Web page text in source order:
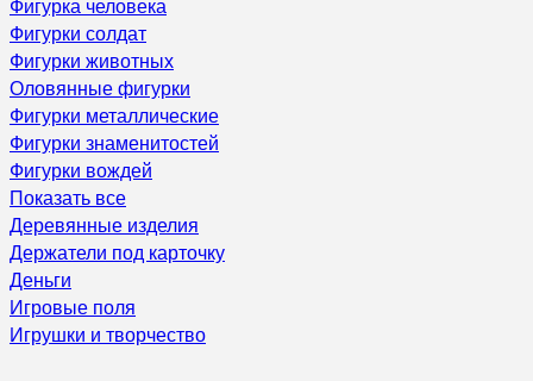
Фигурки солдат
Фигурки животных
Оловянные фигурки
Фигурки металлические
Фигурки знаменитостей
Фигурки вождей
Показать все
Деревянные изделия
Держатели под карточку
Деньги
Игровые поля
Игрушки и творчество